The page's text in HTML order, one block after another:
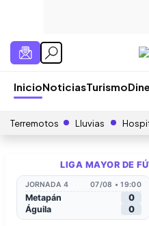
InicioNoticiasTurismo
Terremotos Lluvias